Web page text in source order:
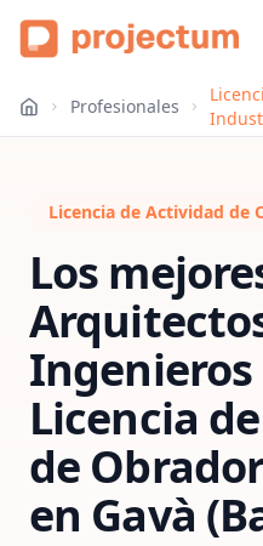
Profesionales
Licencia de Actividad de
Los
Licencia
de
en Gavà